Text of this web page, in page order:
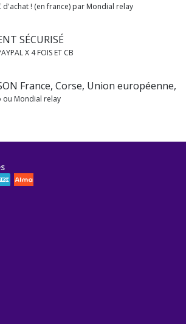
d'achat ! (en france) par Mondial relay
SÉCURISÉ
X 4 FOIS ET CB
France, Corse, Union européenne,
ou Mondial relay